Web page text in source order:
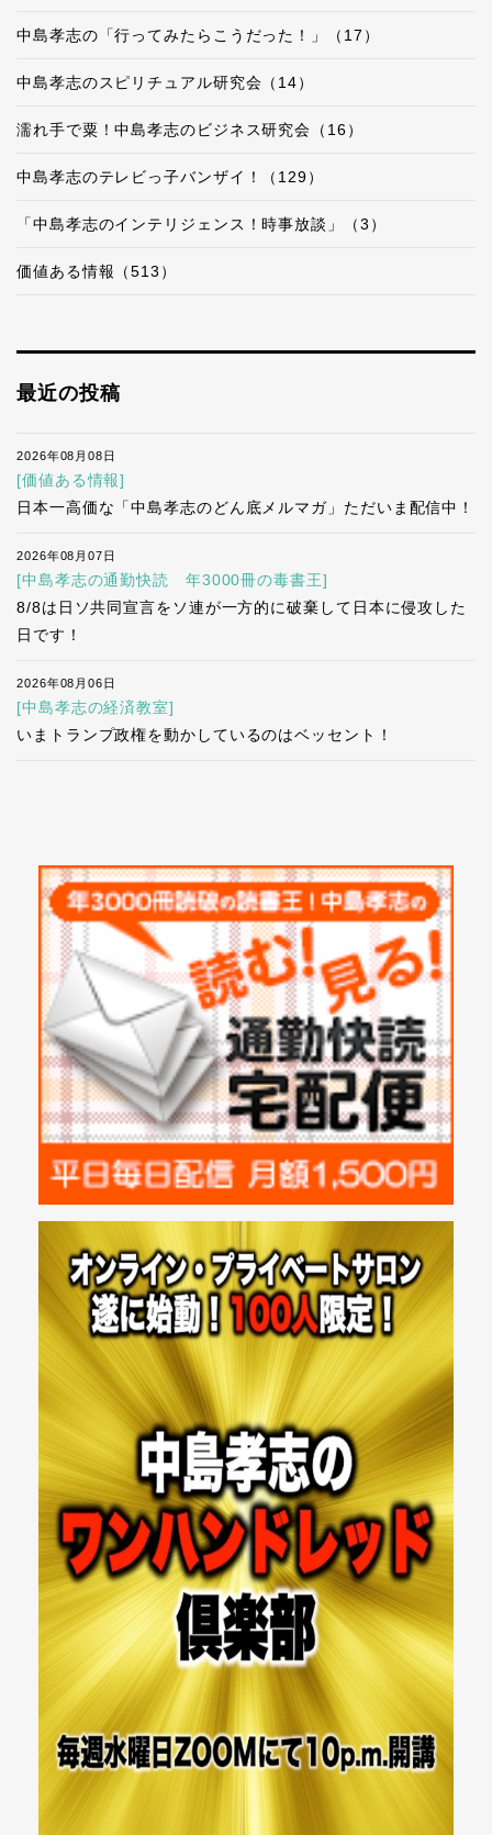
中島孝志の「行ってみたらこうだった！」（17）
中島孝志のスピリチュアル研究会（14）
濡れ手で粟！中島孝志のビジネス研究会（16）
中島孝志のテレビっ子バンザイ！（129）
「中島孝志のインテリジェンス！時事放談」（3）
価値ある情報（513）
最近の投稿
2026年08月08日
[価値ある情報]
日本一高価な「中島孝志のどん底メルマガ」ただいま配信中！
2026年08月07日
[中島孝志の通勤快読 年3000冊の毒書王]
8/8は日ソ共同宣言をソ連が一方的に破棄して日本に侵攻した
日です！
2026年08月06日
[中島孝志の経済教室]
いまトランプ政権を動かしているのはベッセント！